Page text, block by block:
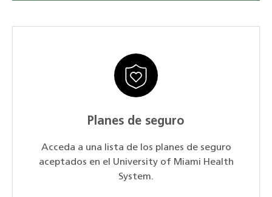
Planes de seguro
Acceda a una lista de los planes de seguro
aceptados en el University of Miami Health
System.